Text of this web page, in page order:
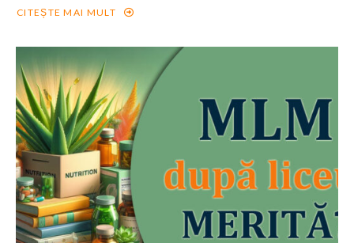
CITEȘTE MAI MULT